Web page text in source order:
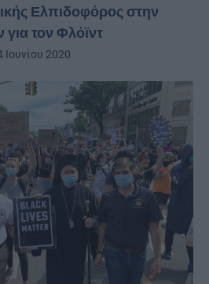
Ελπιδοφόρος στην
τον Φλόϊντ
Ιουνίου 2020